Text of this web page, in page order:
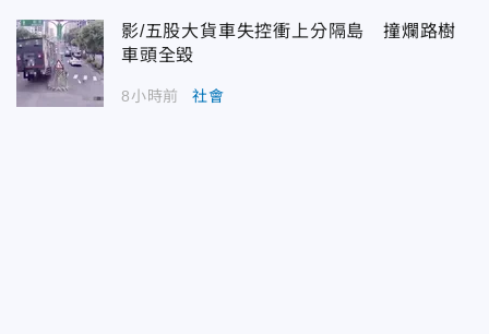
影/五股大貨車失控衝上分隔島 撞爛路樹
車頭全毀
8小時前 社會